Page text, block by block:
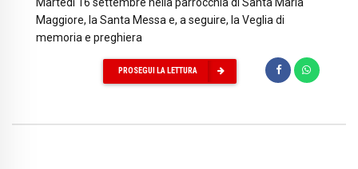
Maggiore, la Santa Messa e, a seguire, la Veglia di
memoria e preghiera
PROSEGUI LA LETTURA